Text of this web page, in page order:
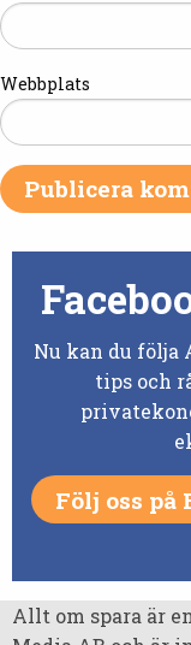
Webbplats
Nu kan du följa
tips och
Följ oss på
Allt om spara är